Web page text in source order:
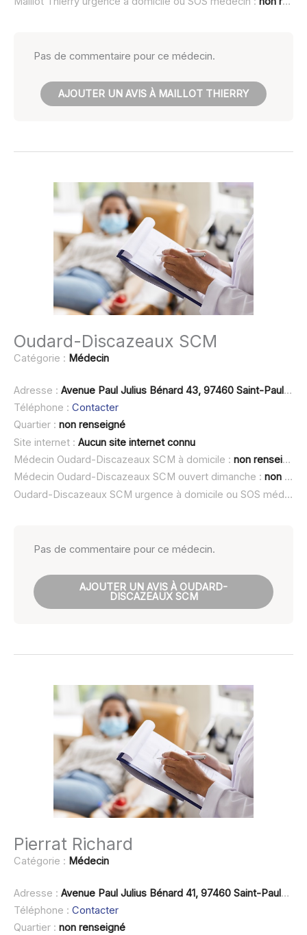
Pas de commentaire pour ce médecin.
AJOUTER UN AVIS À MAILLOT THIERRY
Oudard-Discazeaux SCM
Catégorie : Médecin
Adresse : Avenue Paul Julius Bénard 43, 97460 Saint-Paul-de-Vence
Téléphone : Contacter
Quartier : non renseigné
Site internet : Aucun site internet connu
Médecin Oudard-Discazeaux SCM à domicile : non renseigné
Médecin Oudard-Discazeaux SCM ouvert dimanche : non renseigné
Oudard-Discazeaux SCM urgence à domicile ou SOS médecin :
Pas de commentaire pour ce médecin.
AJOUTER UN AVIS À OUDARD-
DISCAZEAUX SCM
Pierrat Richard
Catégorie : Médecin
Adresse : Avenue Paul Julius Bénard 41, 97460 Saint-Paul-de-Vence
Téléphone : Contacter
Quartier : non renseigné